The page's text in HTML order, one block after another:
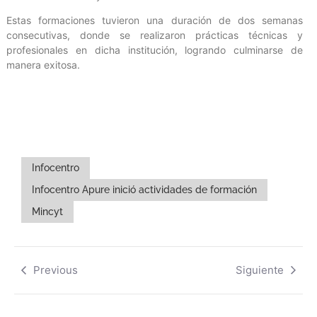
Estas formaciones tuvieron una duración de dos semanas
consecutivas, donde se realizaron prácticas técnicas y
profesionales en dicha institución, logrando culminarse de
manera exitosa.
Infocentro
Infocentro Apure inició actividades de formación
Mincyt
Previous Siguiente